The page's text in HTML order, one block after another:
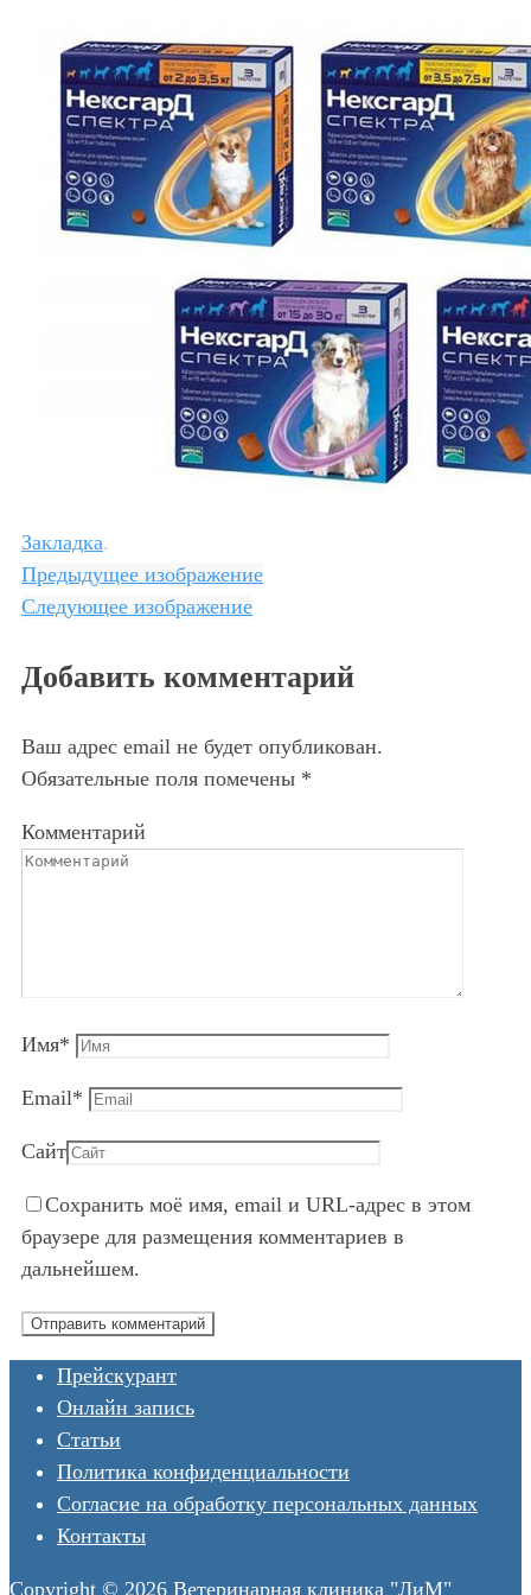
Закладка.
Предыдущее изображение
Следующее изображение
Добавить комментарий
Ваш адрес email не будет опубликован.
Обязательные поля помечены *
Комментарий
Имя*
Email*
Сайт
Сохранить моё имя, email и URL-адрес в этом
браузере для размещения комментариев в
дальнейшем.
Прейскурант
Онлайн запись
Статьи
Политика конфиденциальности
Согласие на обработку персональных данных
Контакты
Copyright © 2026 Ветеринарная клиника "ЛиМ"